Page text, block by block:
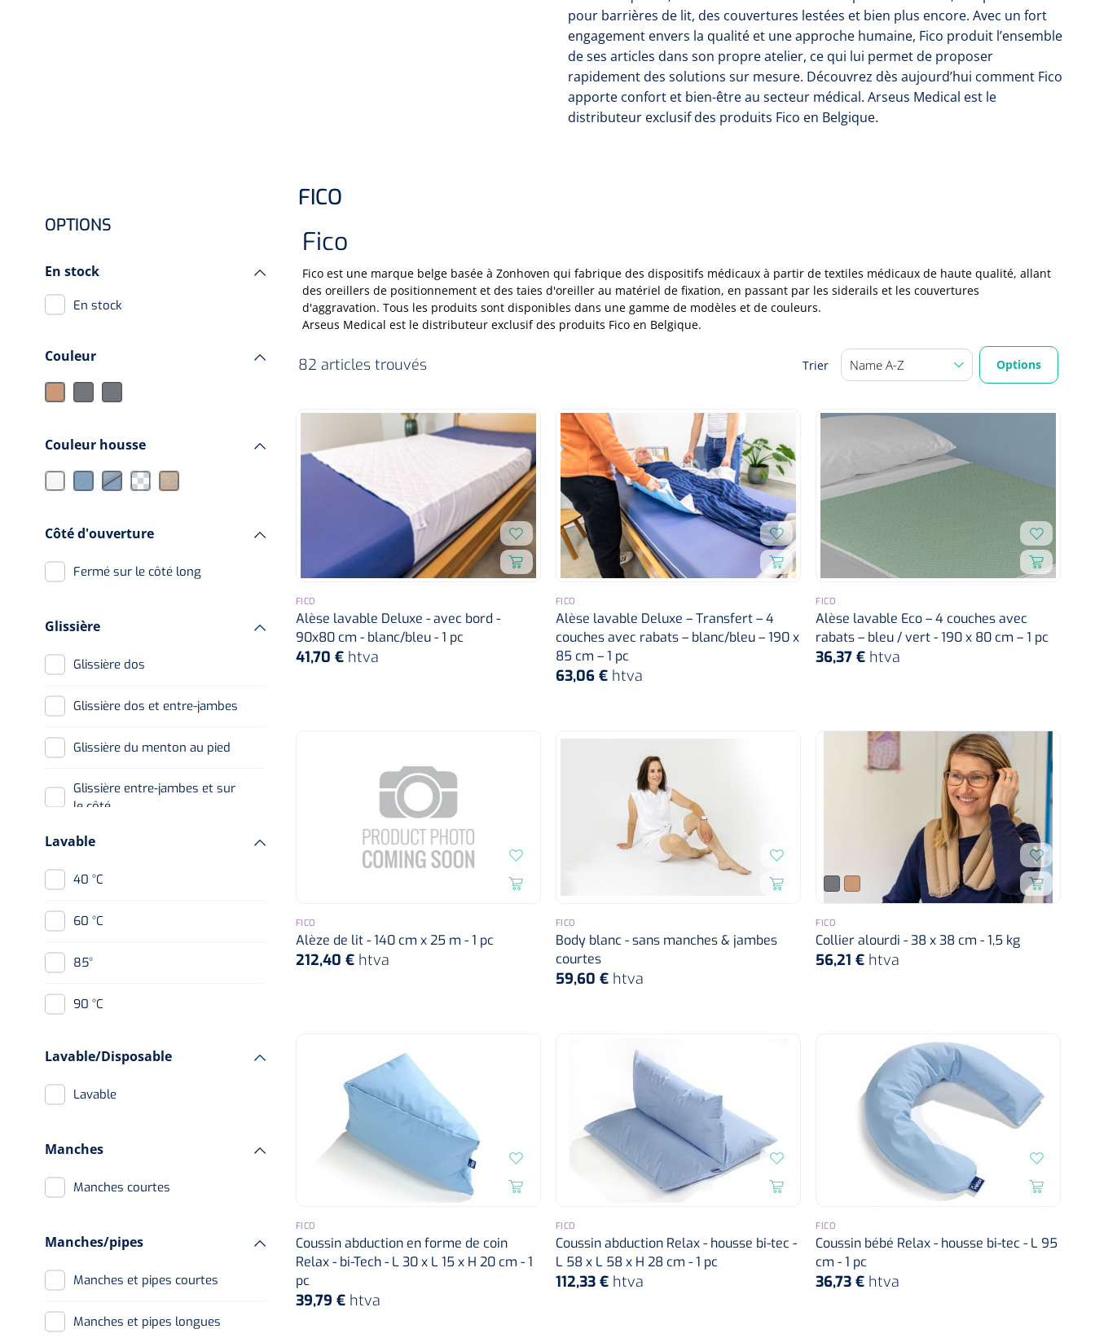
pour barrières de lit, des couvertures lestées et bien plus encore. Avec un fort
engagement envers la qualité et une approche humaine, Fico produit l’ensemble
de ses articles dans son propre atelier, ce qui lui permet de proposer
rapidement des solutions sur mesure. Découvrez dès aujourd’hui comment Fico
apporte confort et bien-être au secteur médical. Arseus Medical est le
distributeur exclusif des produits Fico en Belgique.
OPTIONS
En stock
En stock
Couleur
Couleur housse
Côté d'ouverture
Fermé sur le côté long
Glissière
Glissière dos
Glissière dos et entre-jambes
Glissière du menton au pied
Glissière entre-jambes et sur
le côté
Zip mi-cuisse
Lavable
40 °C
60 °C
85°
90 °C
Lavable/Disposable
Lavable
Manches
Manches courtes
Manches/pipes
Manches et pipes courtes
Manches et pipes longues
FICO
Fico
Fico est une marque belge basée à Zonhoven qui fabrique des dispositifs médicaux à partir de textiles médicaux de haute qualité, allant
des oreillers de positionnement et des taies d'oreiller au matériel de fixation, en passant par les siderails et les couvertures
d'aggravation. Tous les produits sont disponibles dans une gamme de modèles et de couleurs.
Arseus Medical est le distributeur exclusif des produits Fico en Belgique.
82 articles trouvés Trier Options
FICO
Alèse lavable Deluxe - avec bord -
90x80 cm - blanc/bleu - 1 pc
41,70 € htva
FICO
Alèse lavable Deluxe – Transfert – 4
couches avec rabats – blanc/bleu – 190 x
85 cm – 1 pc
63,06 € htva
FICO
Alèse lavable Eco – 4 couches avec
rabats – bleu / vert - 190 x 80 cm – 1 pc
36,37 € htva
FICO
Alèze de lit - 140 cm x 25 m - 1 pc
212,40 € htva
FICO
Body blanc - sans manches & jambes
courtes
59,60 € htva
FICO
Collier alourdi - 38 x 38 cm - 1,5 kg
56,21 € htva
FICO
Coussin abduction en forme de coin
Relax - bi-Tech - L 30 x L 15 x H 20 cm - 1
pc
39,79 € htva
FICO
Coussin abduction Relax - housse bi-tec -
L 58 x L 58 x H 28 cm - 1 pc
112,33 € htva
FICO
Coussin bébé Relax - housse bi-tec - L 95
cm - 1 pc
36,73 € htva